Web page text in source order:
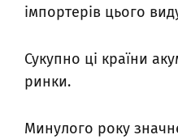
імпортерів цього
Сукупно ці країни
ринки.
Минулого року